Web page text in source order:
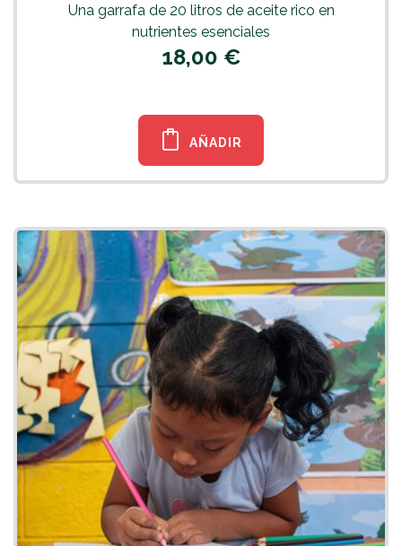
Una garrafa de 20 litros de aceite rico en
nutrientes esenciales
18,00 €
AÑADIR